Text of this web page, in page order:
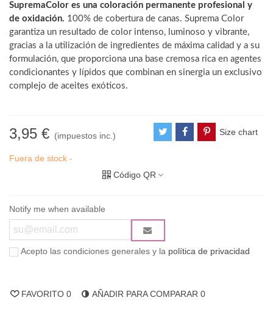
SupremaColor es una coloración permanente profesional y
de oxidación. 100% de cobertura de canas. Suprema Color
garantiza un resultado de color intenso, luminoso y vibrante,
gracias a la utilización de ingredientes de máxima calidad y a su
formulación, que proporciona una base cremosa rica en agentes
condicionantes y lípidos que combinan en sinergia un exclusivo
complejo de aceites exóticos.
3,95 € (impuestos inc.) Size chart
Fuera de stock -
Código QR
Notify me when available
Acepto las condiciones generales y la política de privacidad
FAVORITO 0 AÑADIR PARA COMPARAR 0